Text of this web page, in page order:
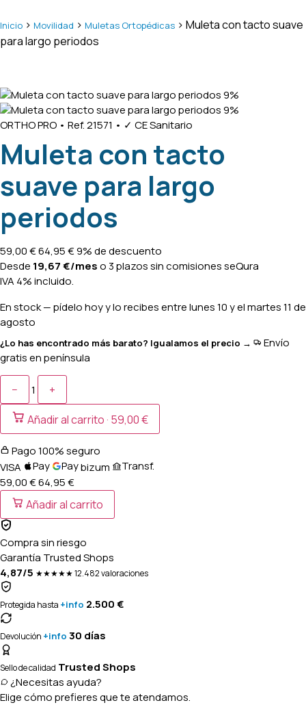
Inicio > Movilidad > Muletas Ortopédicas > Muleta con tacto suave
para largo periodos
9%
9%
ORTHO PRO • Ref. 21571 • ✓ CE Sanitario
Muleta con tacto
suave para largo
periodos
59,00€64,95€9% de descuento
Desde 19,67€/meso 3 plazos sin comisionesseQura
IVA 4% incluido.
En stock— pídelo hoy y lo recibes entrelunes 10 y el martes 11 de
agosto
¿Lo has encontrado más barato? Igualamos el precio →
Envío
gratis en península
− 1
+
Añadir al carrito · 59,00 €
Pago 100% seguro
VISA
Pay Paybizum
Transf.
59,00 €64,95€
Añadir al carrito
Compra sin riesgo
Garantía Trusted Shops
4,87/5 ★★★★★12.482 valoraciones
Protegida hasta +info 2.500 €
Devolución +info 30 días
Sello de calidad Trusted Shops
¿Necesitas ayuda?
Elige cómo prefieres que te atendamos.